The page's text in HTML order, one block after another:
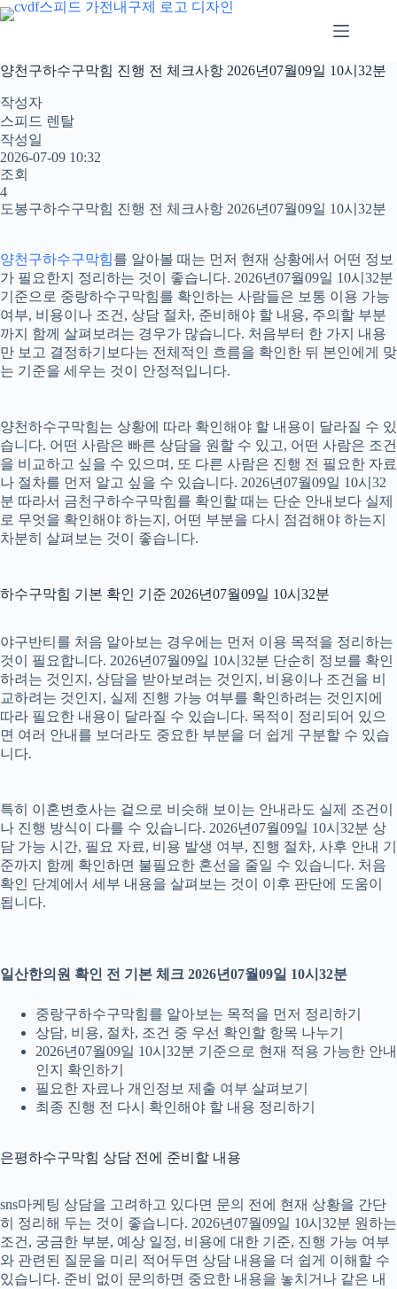
본
문
로
건
너
뛰
기
양천구하수구막힘 진행 전 체크사항 2026년07월09일 10시32분
작성자
스피드 렌탈
작성일
2026-07-09 10:32
조회
4
도봉구하수구막힘 진행 전 체크사항 2026년07월09일 10시32분
양천구하수구막힘를 알아볼 때는 먼저 현재 상황에서 어떤 정보
가 필요한지 정리하는 것이 좋습니다. 2026년07월09일 10시32분
기준으로 중랑하수구막힘를 확인하는 사람들은 보통 이용 가능
여부, 비용이나 조건, 상담 절차, 준비해야 할 내용, 주의할 부분
까지 함께 살펴보려는 경우가 많습니다. 처음부터 한 가지 내용
만 보고 결정하기보다는 전체적인 흐름을 확인한 뒤 본인에게 맞
는 기준을 세우는 것이 안정적입니다.
양천하수구막힘는 상황에 따라 확인해야 할 내용이 달라질 수 있
습니다. 어떤 사람은 빠른 상담을 원할 수 있고, 어떤 사람은 조건
을 비교하고 싶을 수 있으며, 또 다른 사람은 진행 전 필요한 자료
나 절차를 먼저 알고 싶을 수 있습니다. 2026년07월09일 10시32
분 따라서 금천구하수구막힘를 확인할 때는 단순 안내보다 실제
로 무엇을 확인해야 하는지, 어떤 부분을 다시 점검해야 하는지
차분히 살펴보는 것이 좋습니다.
하수구막힘 기본 확인 기준 2026년07월09일 10시32분
야구반티를 처음 알아보는 경우에는 먼저 이용 목적을 정리하는
것이 필요합니다. 2026년07월09일 10시32분 단순히 정보를 확인
하려는 것인지, 상담을 받아보려는 것인지, 비용이나 조건을 비
교하려는 것인지, 실제 진행 가능 여부를 확인하려는 것인지에
따라 필요한 내용이 달라질 수 있습니다. 목적이 정리되어 있으
면 여러 안내를 보더라도 중요한 부분을 더 쉽게 구분할 수 있습
니다.
특히 이혼변호사는 겉으로 비슷해 보이는 안내라도 실제 조건이
나 진행 방식이 다를 수 있습니다. 2026년07월09일 10시32분 상
담 가능 시간, 필요 자료, 비용 발생 여부, 진행 절차, 사후 안내 기
준까지 함께 확인하면 불필요한 혼선을 줄일 수 있습니다. 처음
확인 단계에서 세부 내용을 살펴보는 것이 이후 판단에 도움이
됩니다.
일산한의원 확인 전 기본 체크 2026년07월09일 10시32분
중랑구하수구막힘를 알아보는 목적을 먼저 정리하기
상담, 비용, 절차, 조건 중 우선 확인할 항목 나누기
2026년07월09일 10시32분 기준으로 현재 적용 가능한 안내
인지 확인하기
필요한 자료나 개인정보 제출 여부 살펴보기
최종 진행 전 다시 확인해야 할 내용 정리하기
은평하수구막힘 상담 전에 준비할 내용
sns마케팅 상담을 고려하고 있다면 문의 전에 현재 상황을 간단
히 정리해 두는 것이 좋습니다. 2026년07월09일 10시32분 원하는
조건, 궁금한 부분, 예상 일정, 비용에 대한 기준, 진행 가능 여부
와 관련된 질문을 미리 적어두면 상담 내용을 더 쉽게 이해할 수
있습니다. 준비 없이 문의하면 중요한 내용을 놓치거나 같은 내